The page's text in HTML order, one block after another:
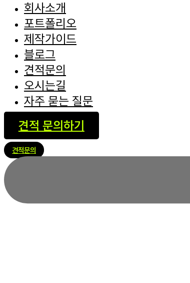
회사소개
포트폴리오
제작가이드
블로그
견적문의
오시는길
자주 묻는 질문
견적 문의하기
견적문의